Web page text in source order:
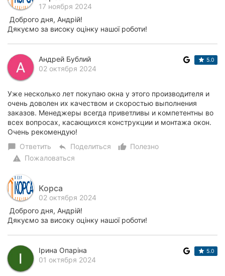
17 ноября 2024
Доброго дня, Андрій!
Дякуємо за високу оцінку нашої роботи!
Андрей Бублий
02 октября 2024
5.0
Уже несколько лет покупаю окна у этого производителя и
очень доволен их качеством и скоростью выполнения
заказов. Менеджеры всегда приветливы и компетентны во
всех вопросах, касающихся конструкции и монтажа окон.
Очень рекомендую!
chat_bubble Ответить reply Поделиться thumb_up_alt
Полезно
warning Пожаловаться
Корса
02 октября 2024
Доброго дня, Андрій!
Дякуємо за високу оцінку нашої роботи!
Ірина Опаріна
01 октября 2024
5.0